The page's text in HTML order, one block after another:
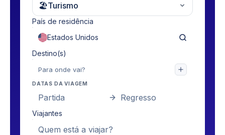
🏖Turismo
País de residência
Destino(s)
DATAS DA VIAGEM
Partida Regresso
Viajantes
Quem está a viajar?